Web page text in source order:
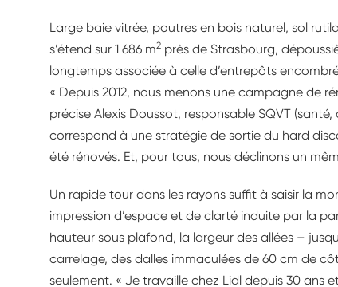
Large baie vitrée, poutres en bois naturel, sol
s’étend sur 1 686 m2 près de Strasbourg,
longtemps associée à celle d’entrepôts
« Depuis 2012, nous menons une campagne de
précise Alexis Doussot, responsable SQVT
correspond à une stratégie de sortie du hard
été rénovés. Et, pour tous, nous déclinons un
Un rapide tour dans les rayons suffit à saisir la
impression d’espace et de clarté induite par la
hauteur sous plafond, la largeur des allées –
carrelage, des dalles immaculées de 60 cm de
seulement. « Je travaille chez Lidl depuis 30 ans